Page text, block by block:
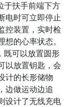
于扶手前端下方
电时可立即停止
控装置，实时检
的心率状态。
既可以放置圆形
以放置钥匙，会
计的长形储物
边做运动边追
设计了无线充电